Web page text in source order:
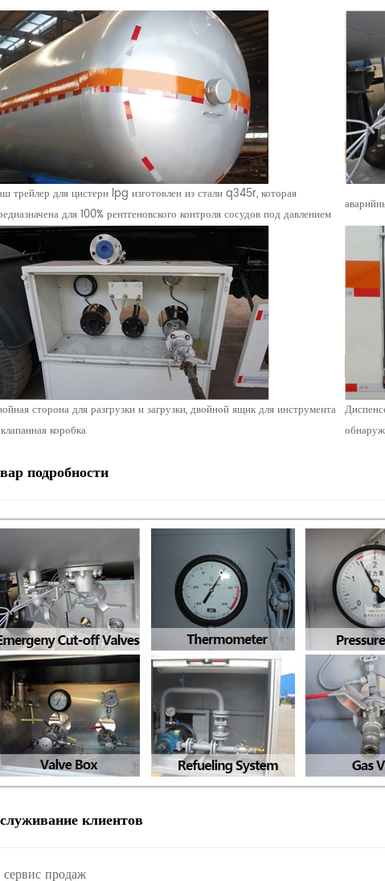
трейлер для цистерн lpg изготовлен из стали q345r, которая
для 100% рентгеновского контроля сосудов под давлением
сторона для разгрузки и загрузки, двойной ящик для инструмента
коробка
подробности
клиентов
сервис продаж